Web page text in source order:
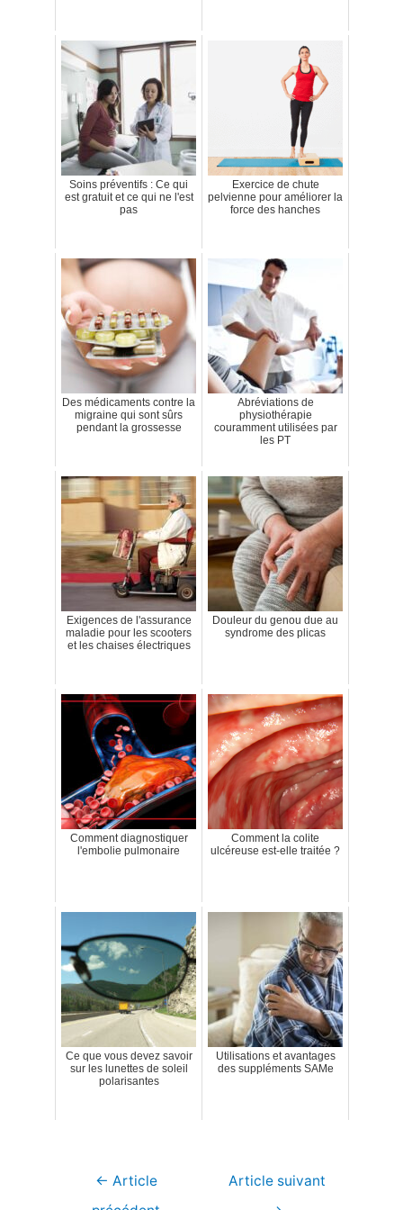
Soins préventifs : Ce qui
est gratuit et ce qui ne l'est
pas
Exercice de chute
pelvienne pour améliorer la
force des hanches
Des médicaments contre la
migraine qui sont sûrs
pendant la grossesse
Abréviations de
physiothérapie
couramment utilisées par
les PT
Exigences de l'assurance
maladie pour les scooters
et les chaises électriques
Douleur du genou due au
syndrome des plicas
Comment diagnostiquer
l'embolie pulmonaire
Comment la colite
ulcéreuse est-elle traitée ?
Ce que vous devez savoir
sur les lunettes de soleil
polarisantes
Utilisations et avantages
des suppléments SAMe
Navigation
← Article
Article suivant